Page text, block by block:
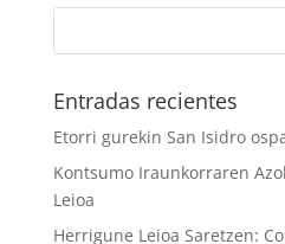
Entradas recientes
Etorri gurekin San Isidro
Kontsumo Iraunkorraren
Leioa
Herrigune Leioa Saretzen: